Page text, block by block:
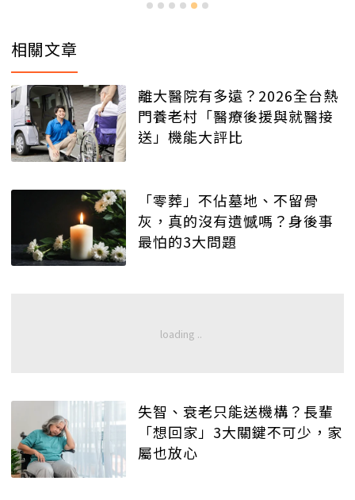
相關文章
離大醫院有多遠？2026全台熱
門養老村「醫療後援與就醫接
送」機能大評比
「零葬」不佔墓地、不留骨
灰，真的沒有遺憾嗎？身後事
最怕的3大問題
失智、衰老只能送機構？長輩
「想回家」3大關鍵不可少，家
屬也放心